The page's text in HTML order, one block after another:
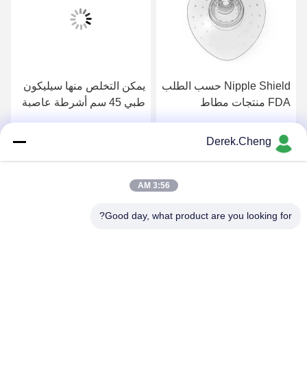
Nipple Shield حسب الطلب
FDA منتجات مطاط
يمكن التخلص منها سيليكون
طبي 45 سم أشرطة عاصبة
Derek.Cheng
3:56 AM
Good day, what product are you looking for?